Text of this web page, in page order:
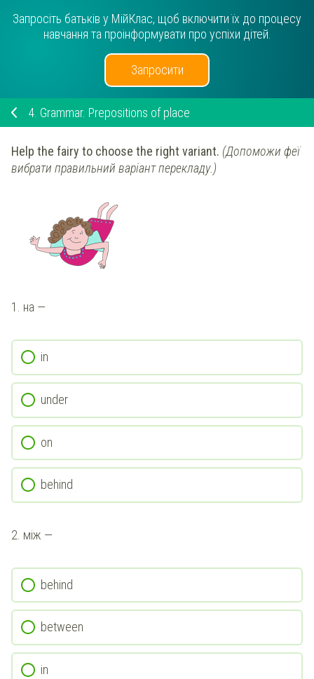
Запросіть батьків у МійКлас, щоб включити їх до процесу
навчання та проінформувати про успіхи дітей.
Запросити
4. Grammar. Prepositions of place
Help the fairy to choose the right variant. (Допоможи феї
вибрати правильний варіант перекладу.)
1. на —
in
under
on
behind
2. між —
behind
between
in